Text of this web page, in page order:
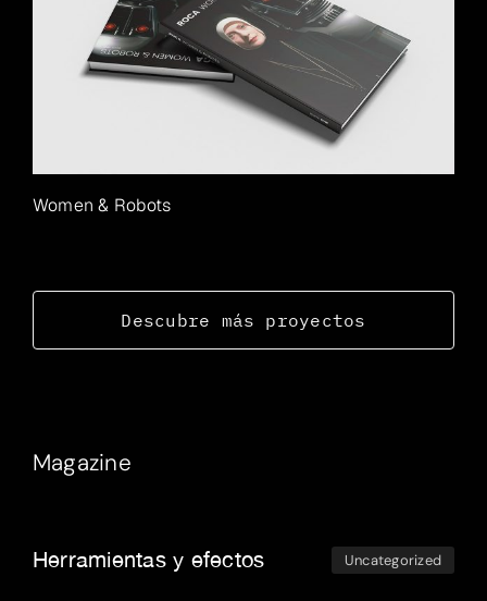
Women & Robots
Descubre más proyectos
Magazine
Herramientas y efectos Uncategorized